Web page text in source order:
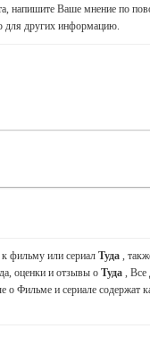
напишите Ваше мнение по
для других информацию.
фильму или сериал Туда ,
оценки и отзывы о Туда , Все
о Фильме и сериале содержат